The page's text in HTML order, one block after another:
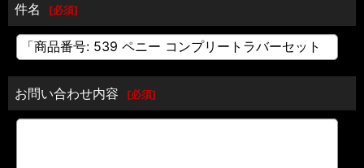
件名 [必須]
お問い合わせ内容 [必須]